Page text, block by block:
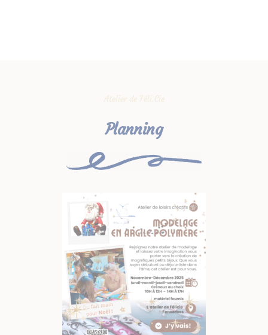
Atelier de Féli.Cie
Planning